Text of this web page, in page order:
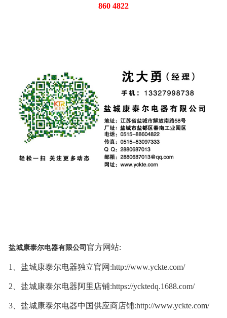
860 4822
盐城康泰尔电器有限公司 官方网站:
1、盐城康泰尔电器独立官网:http://www.yckte.com/
2、盐城康泰尔电器阿里店铺:https://ycktedq.1688.com/
3、盐城康泰尔电器中国供应商店铺:http://www.yckte.com/